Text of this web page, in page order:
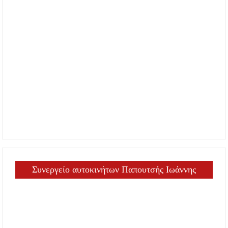
Συνεργείο αυτοκινήτων Παπουτσής Ιωάννης